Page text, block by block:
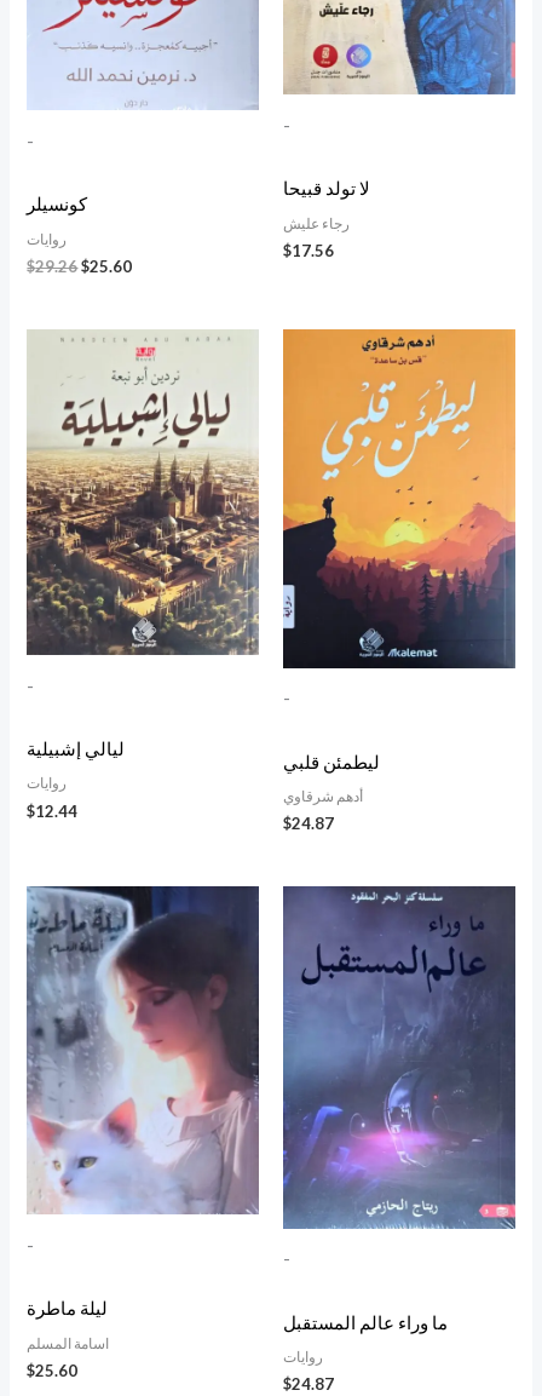
-
كونسيلر
روايات
$29.26$25.60
-
لا تولد قبيحا
رجاء عليش
$17.56
-
ليالي إشبيلية
روايات
$12.44
-
ليطمئن قلبي
أدهم شرقاوي
$24.87
-
ليلة ماطرة
اسامة المسلم
$25.60
-
ما وراء عالم المستقبل
روايات
$24.87